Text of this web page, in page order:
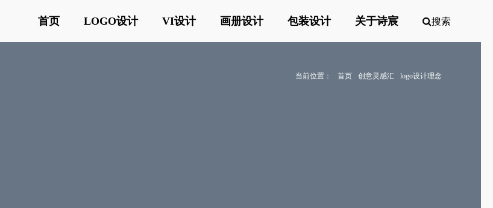
首页 LOGO设计 VI设计 画册设计 包装设计 关于诗宸 搜索
当前位置： 首页 创意灵感汇
logo设计理念